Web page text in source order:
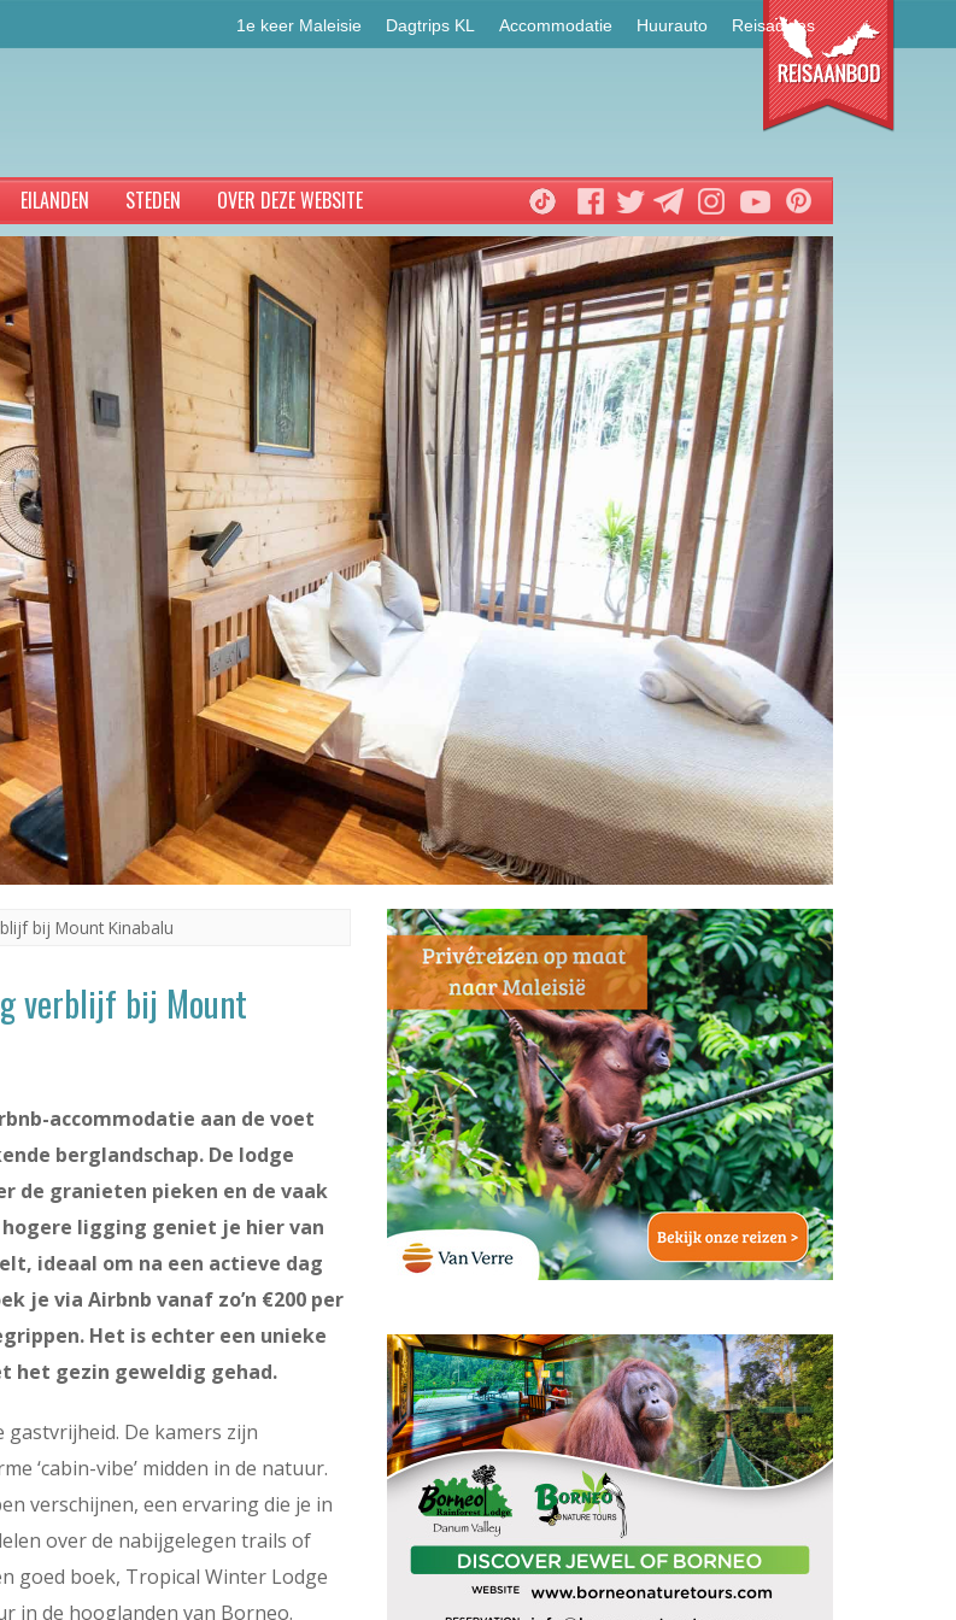
1e keer Maleisie Dagtrips KL Accommodatie Huurauto Reisadvies
EILANDEN STEDEN OVER DEZE WEBSITE
bij Mount Kinabalu
verblijf bij Mount
accommodatie aan de voet
berglandschap. De lodge
de granieten pieken en de vaak
ligging geniet je hier van
ideaal om na een actieve dag
je via Airbnb vanaf zo’n €200 per
Het is echter een unieke
het gezin geweldig gehad.
De kamers zijn
‘cabin-vibe’ midden in de natuur.
verschijnen, een ervaring die je in
over de nabijgelegen trails of
goed boek, Tropical Winter Lodge
in de hooglanden van Borneo.